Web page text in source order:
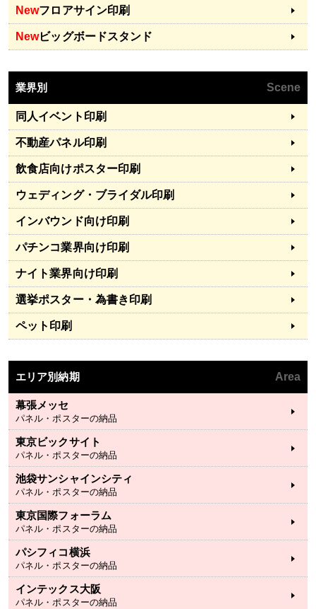
Newフロアサイン印刷
Newビッグボードスタンド
業界別 Scene
同人イベント印刷
不動産パネル印刷
飲食店向けポスター印刷
ウェディング・ブライダル印刷
インバウンド向け印刷
パチンコ業界向け印刷
ナイト業界向け印刷
選挙ポスター・為書き印刷
ペット印刷
エリア別納期 Area
幕張メッセ
パネル・ポスターの納品
東京ビックサイト
パネル・ポスターの納品
池袋サンシャインシティ
パネル・ポスターの納品
東京国際フォーラム
パネル・ポスターの納品
パシフィコ横浜
パネル・ポスターの納品
インテックス大阪
パネル・ポスターの納品